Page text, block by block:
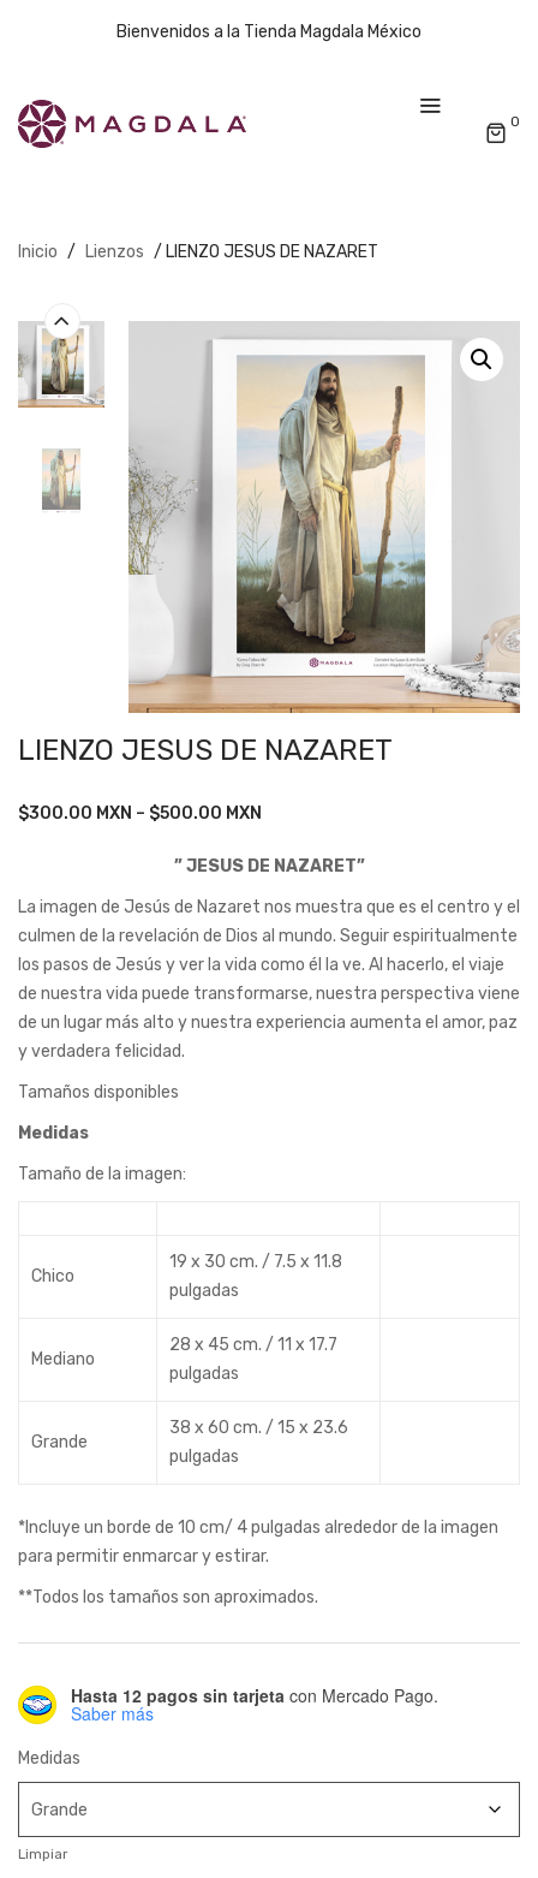
Bienvenidos a la Tienda Magdala México
0
Inicio / Lienzos / LIENZO JESUS DE NAZARET
LIENZO JESUS DE NAZARET
$300.00 MXN – $500.00 MXN
$300.00
through
$500.00
” JESUS DE NAZARET”
La imagen de Jesús de Nazaret nos muestra que es el centro y el
culmen de la revelación de Dios al mundo. Seguir espiritualmente
los pasos de Jesús y ver la vida como él la ve. Al hacerlo, el viaje
de nuestra vida puede transformarse, nuestra perspectiva viene
de un lugar más alto y nuestra experiencia aumenta el amor, paz
y verdadera felicidad.
Tamaños disponibles
Medidas
Tamaño de la imagen:
Chico
19 x 30 cm. / 7.5 x 11.8
pulgadas
Mediano
28 x 45 cm. / 11 x 17.7
pulgadas
Grande
38 x 60 cm. / 15 x 23.6
pulgadas
*Incluye un borde de 10 cm/ 4 pulgadas alrededor de la imagen
para permitir enmarcar y estirar.
**Todos los tamaños son aproximados.
Hasta 12 pagos sin tarjeta con Mercado Pago.
Saber más
Medidas
Limpiar